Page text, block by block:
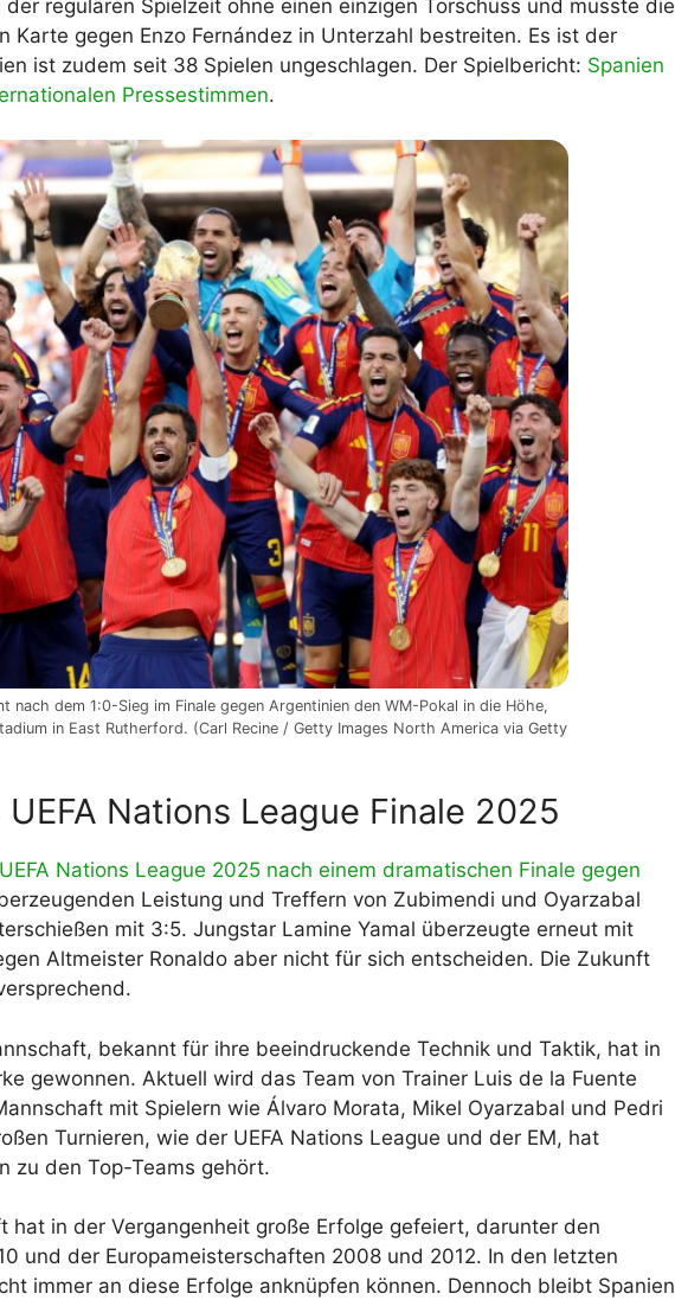
regulären Spielzeit ohne einen einzigen Torschuss und musste die
Karte gegen Enzo Fernández in Unterzahl bestreiten. Es ist der
ist zudem seit 38 Spielen ungeschlagen. Der Spielbericht: Spanien
Pressestimmen.
nach dem 1:0-Sieg im Finale gegen Argentinien den WM-Pokal in die Höhe,
in East Rutherford. (Carl Recine / Getty Images North America via Getty
Nations League Finale 2025
Nations League 2025 nach einem dramatischen Finale gegen
Leistung und Treffern von Zubimendi und Oyarzabal
mit 3:5. Jungstar Lamine Yamal überzeugte erneut mit
Altmeister Ronaldo aber nicht für sich entscheiden. Die Zukunft
bekannt für ihre beeindruckende Technik und Taktik, hat in
gewonnen. Aktuell wird das Team von Trainer Luis de la Fuente
mit Spielern wie Álvaro Morata, Mikel Oyarzabal und Pedri
Turnieren, wie der UEFA Nations League und der EM, hat
zu den Top-Teams gehört.
hat in der Vergangenheit große Erfolge gefeiert, darunter den
und der Europameisterschaften 2008 und 2012. In den letzten
immer an diese Erfolge anknüpfen können. Dennoch bleibt Spanien